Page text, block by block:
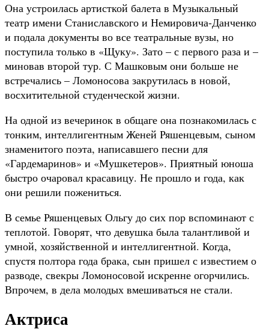
Она устроилась артисткой балета в Музыкальный
театр имени Станиславского и Немировича-Данченко
и подала документы во все театральные вузы, но
поступила только в «Щуку». Зато – с первого раза и –
миновав второй тур. С Машковым они больше не
встречались – Ломоносова закрутилась в новой,
восхитительной студенческой жизни.
На одной из вечеринок в общаге она познакомилась с
тонким, интеллигентным Женей Ряшенцевым, сыном
знаменитого поэта, написавшего песни для
«Гардемаринов» и «Мушкетеров». Приятный юноша
быстро очаровал красавицу. Не прошло и года, как
они решили пожениться.
В семье Ряшенцевых Ольгу до сих пор вспоминают с
теплотой. Говорят, что девушка была талантливой и
умной, хозяйственной и интеллигентной. Когда,
спустя полтора года брака, сын пришел с известием о
разводе, свекры Ломоносовой искренне огорчились.
Впрочем, в дела молодых вмешиваться не стали.
Актриса